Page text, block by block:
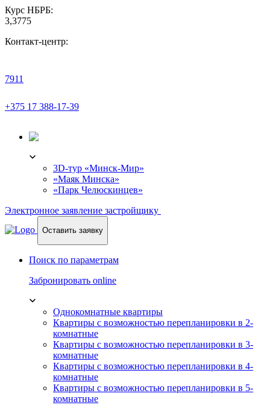
Курс НБРБ:
3,3775
Контакт-центр:
7911
+375 17 388-17-39
3D-тур «Минск-Мир»
«Маяк Минска»
«Парк Челюскинцев»
Электронное заявление застройщику
Оставить заявку
Поиск по параметрам
Забронировать online
Однокомнатные квартиры
Квартиры с возможностью перепланировки в 2-
комнатные
Квартиры с возможностью перепланировки в 3-
комнатные
Квартиры с возможностью перепланировки в 4-
комнатные
Квартиры с возможностью перепланировки в 5-
комнатные